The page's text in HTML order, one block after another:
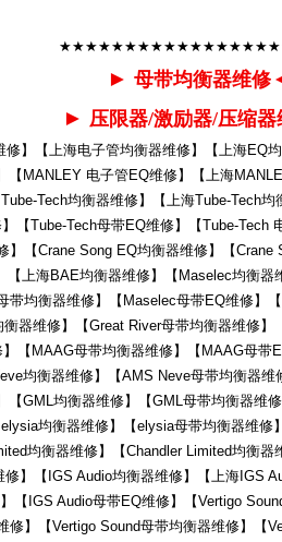
► 母带均衡器维修
► 压限器/激励器/压缩器
】【上海电子管均衡器维修】【上海EQ
【MANLEY 电子管EQ维修】【上海
Tech均衡器维修】【上海Tube-Tech
】【Tube-Tech母带EQ维修】【Tube-
】【Crane Song EQ均衡器维修】【
【上海BAE均衡器维修】【Maselec均衡
带均衡器维修】【Maselec母带EQ维修】
器维修】【Great River母带均衡器维修
【MAAG母带均衡器维修】【MAAG母
均衡器维修】【AMS Neve母带均衡器
【GML均衡器维修】【GML母带均衡器维
elysia均衡器维修】【elysia母带均衡器维
均衡器维修】【Chandler Limited均衡
修】【IGS Audio均衡器维修】【上海IGS
【IGS Audio母带EQ维修】【Vertigo
修】【Vertigo Sound母带均衡器维修】【